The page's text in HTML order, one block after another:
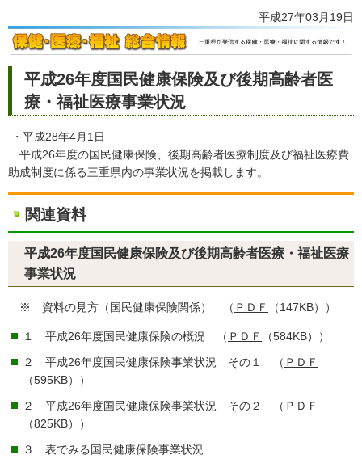
平成27年03月19日
平成26年度国民健康保険及び後期高齢者医
療・福祉医療事業状況
・平成28年4月1日
平成26年度の国民健康保険、後期高齢者医療制度及び福祉医療費
助成制度に係る三重県内の事業状況を掲載します。
関連資料
平成26年度国民健康保険及び後期高齢者医療・福祉医療
事業状況
※ 資料の見方（国民健康保険関係） （ ＰＤＦ （147KB））
１ 平成26年度国民健康保険の概況 （ ＰＤＦ
（584KB））
２ 平成26年度国民健康保険事業状況 その１ （ ＰＤＦ
（595KB））
２ 平成26年度国民健康保険事業状況 その２ （ ＰＤＦ
（825KB））
３ 表でみる国民健康保険事業状況